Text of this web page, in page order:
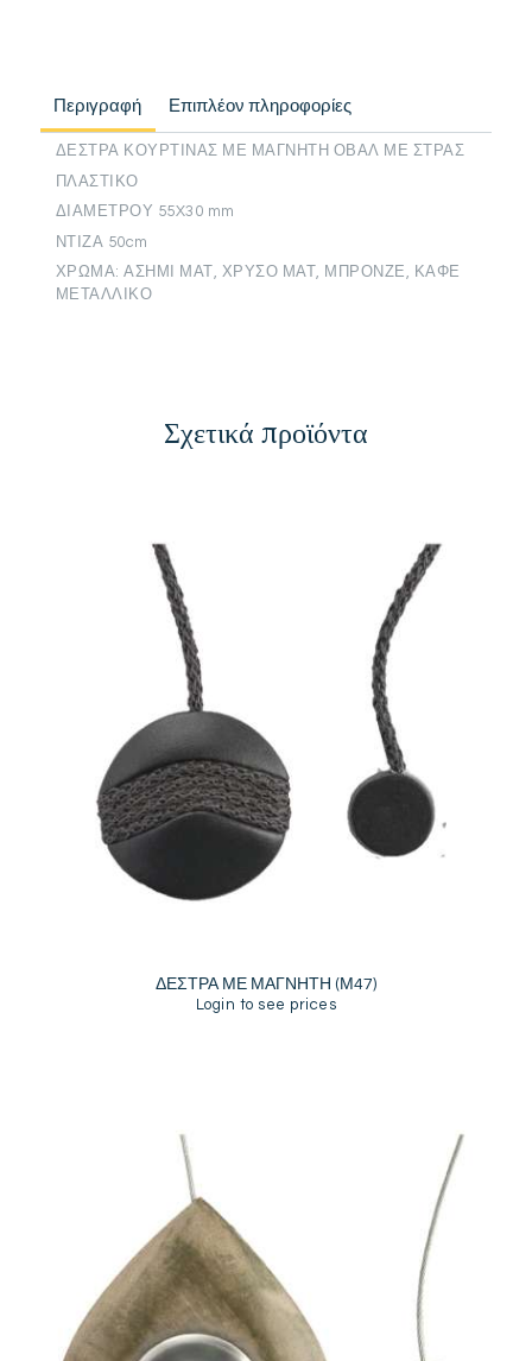
Περιγραφή Επιπλέον πληροφορίες
ΔΕΣΤΡΑ ΚΟΥΡΤΙΝΑΣ ΜΕ ΜΑΓΝΗΤΗ ΟΒΑΛ ΜΕ ΣΤΡΑΣ
ΠΛΑΣΤΙΚΟ
ΔΙΑΜΕΤΡΟΥ 55X30 mm
ΝΤΙΖΑ 50cm
ΧΡΩΜΑ: ΑΣΗΜΙ ΜΑΤ, ΧΡΥΣΟ ΜΑΤ, ΜΠΡΟΝΖΕ, ΚΑΦΕ
ΜΕΤΑΛΛΙΚΟ
Σχετικά προϊόντα
ΔΕΣΤΡΑ ΜΕ ΜΑΓΝΗΤΗ (Μ47)
Login to see prices